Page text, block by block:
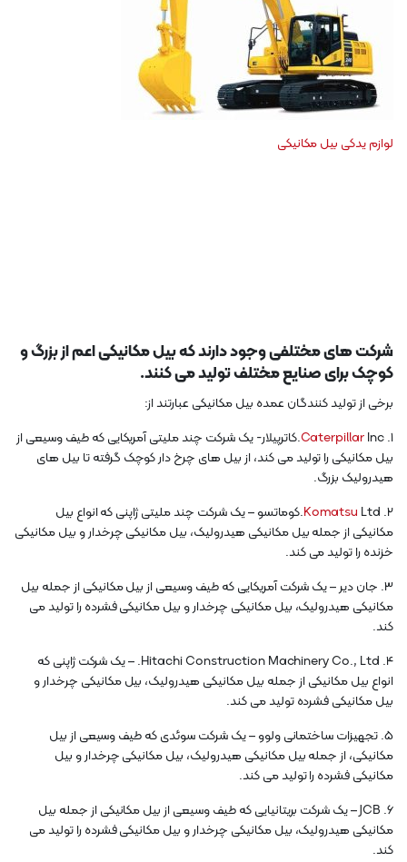
لوازم یدکی بیل مکانیکی
شرکت های مختلفی وجود دارند که بیل مکانیکی اعم از بزرگ و
کوچک برای صنایع مختلف تولید می کنند.
برخی از تولید کنندگان عمده بیل مکانیکی عبارتند از:
1.
CaterpillarInc.کاترپیلار- یک شرکت چند ملیتی آمریکایی که طیف وسیعی از
بیل مکانیکی را تولید می کند، از بیل های چرخ دار کوچک گرفته تا بیل های
هیدرولیک بزرگ.
2.
KomatsuLtd.کوماتسو – یک شرکت چند ملیتی ژاپنی که انواع بیل
مکانیکی از جمله بیل مکانیکی هیدرولیک، بیل مکانیکی چرخدار و بیل مکانیکی
خزنده را تولید می کند.
3. جان دیر – یک شرکت آمریکایی که طیف وسیعی از بیل مکانیکی از جمله بیل
مکانیکی هیدرولیک، بیل مکانیکی چرخدار و بیل مکانیکی فشرده را تولید می
کند.
4. Hitachi Construction Machinery Co., Ltd. – یک شرکت ژاپنی که
انواع بیل مکانیکی از جمله بیل مکانیکی هیدرولیک، بیل مکانیکی چرخدار و
بیل مکانیکی فشرده تولید می کند.
5. تجهیزات ساختمانی ولوو – یک شرکت سوئدی که طیف وسیعی از بیل
مکانیکی، از جمله بیل مکانیکی هیدرولیک، بیل مکانیکی چرخدار و بیل
مکانیکی فشرده را تولید می کند.
6. JCB – یک شرکت بریتانیایی که طیف وسیعی از بیل مکانیکی از جمله بیل
مکانیکی هیدرولیک، بیل مکانیکی چرخدار و بیل مکانیکی فشرده را تولید می
کند.